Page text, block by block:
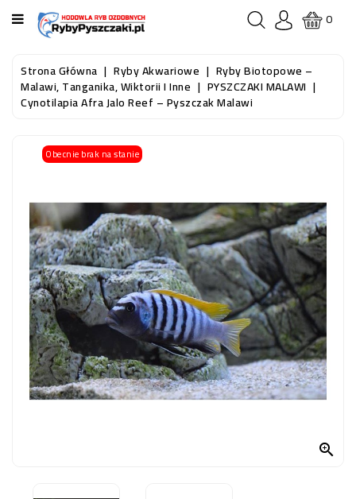
KATEGORIA
STRONA
GŁÓWNA
AKWARIOWE
OCZKA
WODNEGO
STAWU
AKWARYSTYKA
(SPRZĘT)
OCZKO
WODNE
(SPRZĘT)
0
Strona Główna Ryby Akwariowe Ryby Biotopowe –
Malawi, Tanganika, Wiktorii I Inne PYSZCZAKI MALAWI
Cynotilapia Afra Jalo Reef – Pyszczak Malawi
Obecnie brak na stanie
